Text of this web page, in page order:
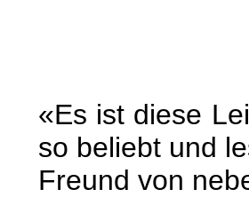
«Es ist diese
so beliebt und
Freund von